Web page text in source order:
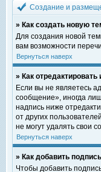
Создание и
» Как создать новую
Для создания новой
вам возможности
Вернуться наверх
» Как
Если вы не являетесь
сообщение», иногда
надпись ниже
от других
не могут удалять свои
Вернуться наверх
» Как добавить
Чтобы добавить